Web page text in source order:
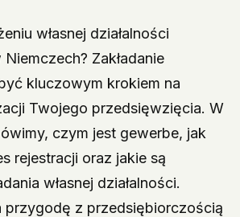
własnej działalności
Zakładanie
kluczowym krokiem na
Twojego przedsięwzięcia. W
czym jest gewerbe, jak
rejestracji oraz jakie są
własnej działalności.
przygodę z przedsiębiorczością